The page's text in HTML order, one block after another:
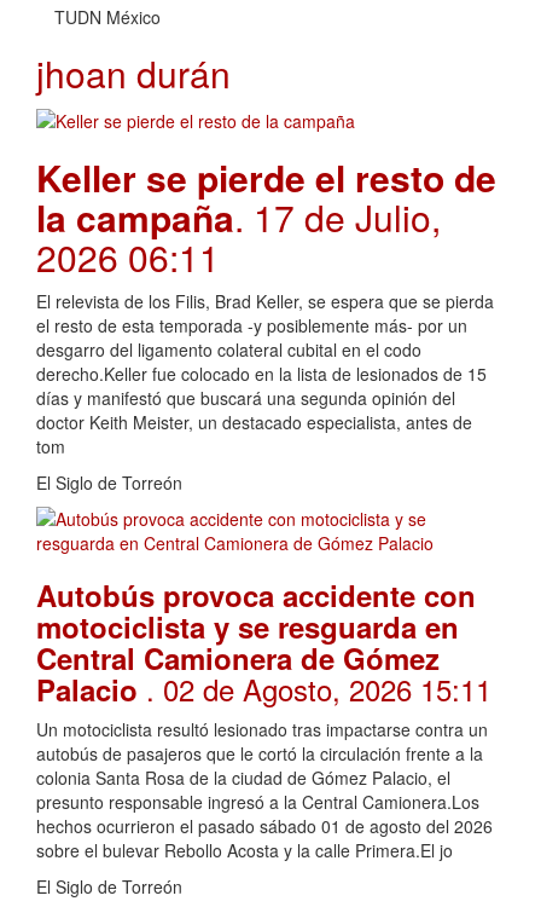
TUDN México
jhoan durán
Keller se pierde el resto de
la campaña. 17 de Julio,
2026 06:11
El relevista de los Filis, Brad Keller, se espera que se pierda
el resto de esta temporada -y posiblemente más- por un
desgarro del ligamento colateral cubital en el codo
derecho.Keller fue colocado en la lista de lesionados de 15
días y manifestó que buscará una segunda opinión del
doctor Keith Meister, un destacado especialista, antes de
tom
El Siglo de Torreón
Autobús provoca accidente con
motociclista y se resguarda en
Central Camionera de Gómez
Palacio . 02 de Agosto, 2026 15:11
Un motociclista resultó lesionado tras impactarse contra un
autobús de pasajeros que le cortó la circulación frente a la
colonia Santa Rosa de la ciudad de Gómez Palacio, el
presunto responsable ingresó a la Central Camionera.Los
hechos ocurrieron el pasado sábado 01 de agosto del 2026
sobre el bulevar Rebollo Acosta y la calle Primera.El jo
El Siglo de Torreón